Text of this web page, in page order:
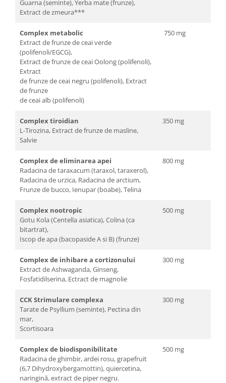
Guarna (seminte), Yerba mate (frunze),
Extract de zmeura***
Complex metabolic
Extract de frunze de ceai verde
(polifenoli/EGCG),
Extract de frunze de ceai Oolong (polifenoli),
Extract
de frunze de ceai negru (polifenoli), Extract
de frunze
de ceai alb (polifenoli)
750 mg
Complex tiroidian
L-Tirozina, Extract de frunze de masline,
Salvie
350 mg
Complex de eliminarea apei
Radacina de taraxacum (taraxol, taraxerol),
Radacina de urzica, Radacina de arctium,
Frunze de bucco, Ienupar (boabe), Telina
800 mg
Complex nootropic
Gotu Kola (Centella asiatica), Colina (ca
bitartrat),
Iscop de apa (bacopaside A si B) (frunze)
500 mg
Complex de inhibare a cortizonului
Extract de Ashwaganda, Ginseng,
Fosfatidilserina, Ectract de magnolie
300 mg
CCK Strimulare complexa
Tarate de Psyllium (seminte), Pectina din
mar,
Scortisoara
300 mg
Complex de biodisponibilitate
Radacina de ghimbir, ardei rosu, grapefruit
(6,7 Dihydroxybergamottin), quiercetina,
naringină, extract de piper negru.
500 mg